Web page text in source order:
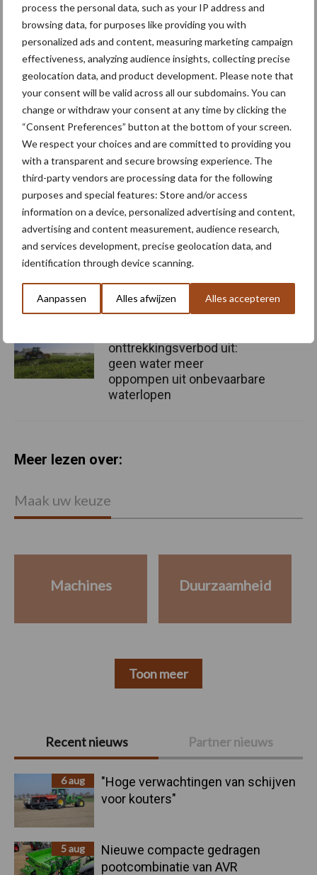
process the personal data, such as your IP address and
browsing data, for purposes like providing you with
personalized ads and content, measuring marketing campaign
effectiveness, analyzing audience insights, collecting precise
geolocation data, and product development. Please note that
your consent will be valid across all our subdomains. You can
change or withdraw your consent at any time by clicking the
“Consent Preferences” button at the bottom of your screen.
We respect your choices and are committed to providing you
with a transparent and secure browsing experience. The
third-party vendors are processing data for the following
purposes and special features: Store and/or access
information on a device, personalized advertising and content,
advertising and content measurement, audience research,
and services development, precise geolocation data, and
identification through device scanning.
Aanpassen Alles afwijzen Alles accepteren
verwachting uit dat we met Tanaris de bietentelers weer een
stukje continuïteit en zekerheid kunnen bieden.”
Meer informatie over Tanaris?Neem contact op met uw
teeltadviseur
Primaire
Sidebar
Recent nieuws Partner nieuws
6 aug
"Hoge verwachtingen van schijven
voor kouters"
5 aug
Nieuwe compacte gedragen
pootcombinatie van AVR
Meer artikelen over
“Hoge verwachtingen van
schijven voor kouters”
Nieuwe compacte
gedragen pootcombinatie
van AVR
onttrekkingsverbod uit:
geen water meer
oppompen uit onbevaarbare
waterlopen
Meer lezen over:
Maak uw keuze
Machines Duurzaamheid
Toon meer